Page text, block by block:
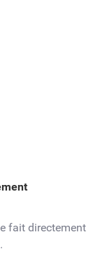
fait directement